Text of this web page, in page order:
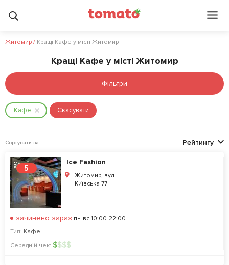
Житомир / Кращі Кафе у місті Житомир
Кращі Кафе у місті Житомир
Фільтри
Кафе Скасувати
Сортувати за: Рейтингу
5
Ice Fashion
Житомир, вул.
Київська 77
зачинено зараз пн-вс 10:00-22:00
Тип: Кафе
Середній чек: $$$$